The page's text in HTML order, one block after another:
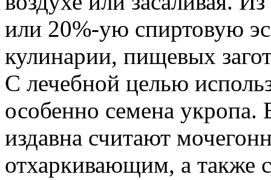
или 20%-ую спиртовую
кулинарии, пищевых
С лечебной целью
особенно семена
издавна считают
отхаркивающим, а